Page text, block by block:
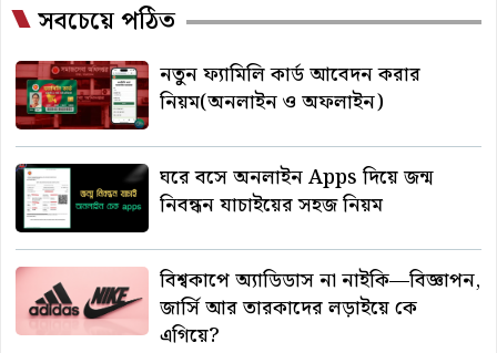
সবচেয়ে পঠিত
নতুন ফ্যামিলি কার্ড আবেদন করার
নিয়ম(অনলাইন ও অফলাইন)
ঘরে বসে অনলাইন Apps দিয়ে জন্ম
নিবন্ধন যাচাইয়ের সহজ নিয়ম
বিশ্বকাপে অ্যাডিডাস না নাইকি—বিজ্ঞাপন,
জার্সি আর তারকাদের লড়াইয়ে কে
এগিয়ে?